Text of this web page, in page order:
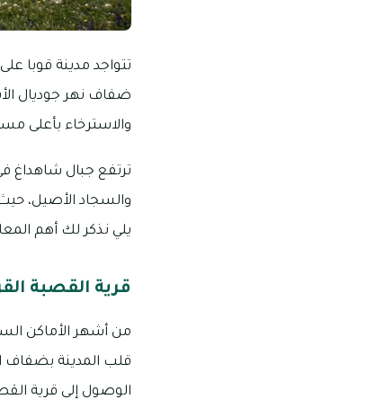
تتواجد مدينة قوبا
ضفاف نهر جوديال
والاسترخاء بأعلى
ترتفع جبال شاهداغ
والسجاد الأصيل،
يلي نذكر لك أهم
قرية القصبة
من أشهر الأماكن
قلب المدينة بضفاف
الوصول إلى قرية